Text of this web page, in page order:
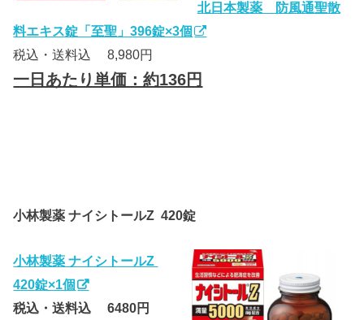
北日本製薬 防風通聖散
料エキス錠「至聖」396錠×3個
税込・送料込 8,980円
一日あたり単価：約136円
小林製薬 ナイシトールZ 420錠
小林製薬 ナイシトールZ
420錠×1個
税込・送料込 6480円